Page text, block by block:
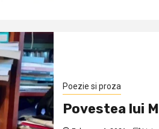
Poezie si proza
Povestea lui